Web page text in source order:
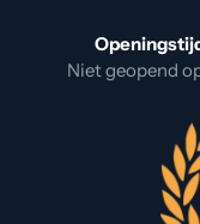
Niet geopend